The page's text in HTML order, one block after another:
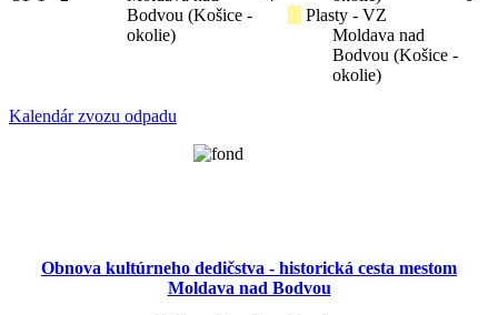
Bodvou (Košice -
okolie)
Plasty - VZ
Moldava nad
Bodvou (Košice -
okolie)
Kalendár zvozu odpadu
Obnova kultúrneho dedičstva - historická cesta mestom
Moldava nad Bodvou